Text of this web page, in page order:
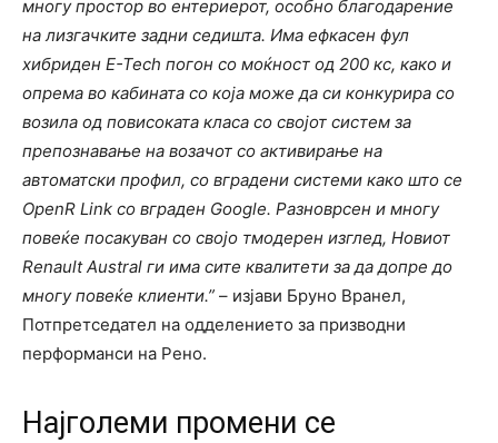
многу простор во ентериерот, особно благодарение
на лизгачките задни седишта. Има ефкасен фул
хибриден E-Tech погон со моќност од 200 кс, како и
опрема во кабината со која може да си конкурира со
возила од повисоката класа со својот систем за
препознавање на возачот со активирање на
автоматски профил, со вградени системи како што се
OpenR Link со вграден Google. Разноврсен и многу
повеќе посакуван со својо тмодерен изглед, Новиот
Renault Austral ги има сите квалитети за да допре до
многу повеќе клиенти.” – изјави Бруно Вранел,
Потпретседател на одделението за призводни
перформанси на Рено.
Најголеми промени се